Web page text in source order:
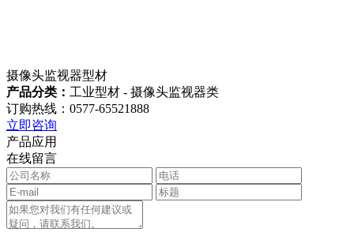
摄像头监视器型材
产品分类： 工业型材 - 摄像头监视器类
订购热线：0577-65521888
立即咨询
产品应用
在线留言